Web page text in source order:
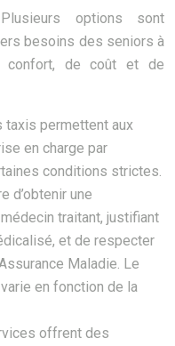
options sont
besoins des seniors à
confort, de coût et de
taxis permettent aux
en charge par
conditions strictes.
d’obtenir une
traitant, justifiant
et de respecter
Maladie. Le
en fonction de la
offrent des